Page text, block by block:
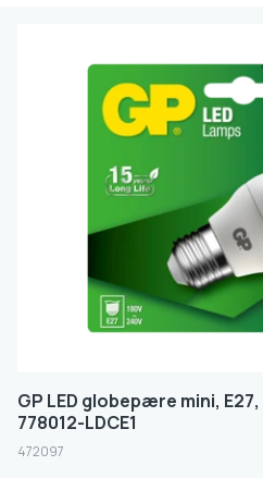
GP LED globepære mini, E27,
778012-LDCE1
472097